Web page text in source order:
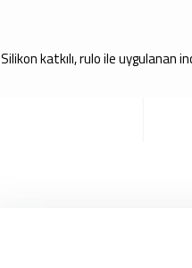
Silikon katkılı, rulo ile uygulanan